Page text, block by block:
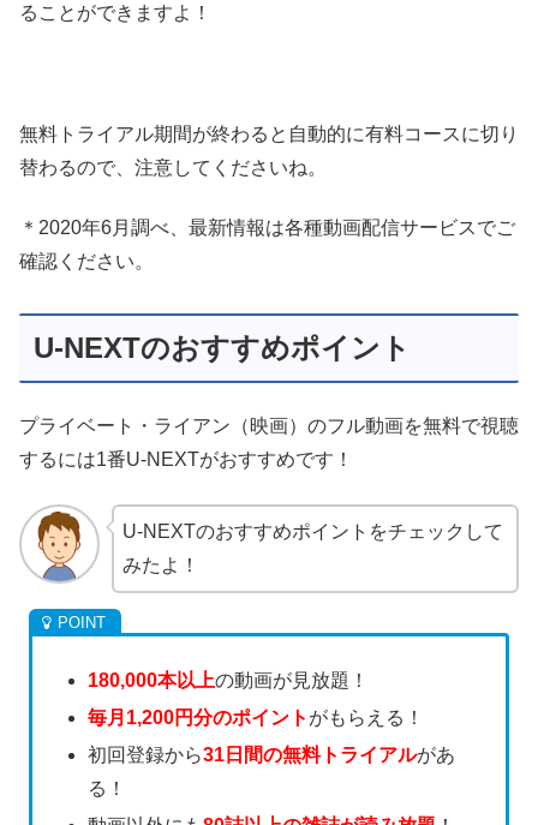
ることができますよ！
無料トライアル期間が終わると自動的に有料コースに切り
替わるので、注意してくださいね。
＊2020年6月調べ、最新情報は各種動画配信サービスでご
確認ください。
U-NEXTのおすすめポイント
プライベート・ライアン（映画）のフル動画を無料で視聴
するには1番U-NEXTがおすすめです！
U-NEXTのおすすめポイントをチェックして
みたよ！
180,000本以上の動画が見放題！
毎月1,200円分のポイント がもらえる！
初回登録から31日間の無料トライアルがあ
る！